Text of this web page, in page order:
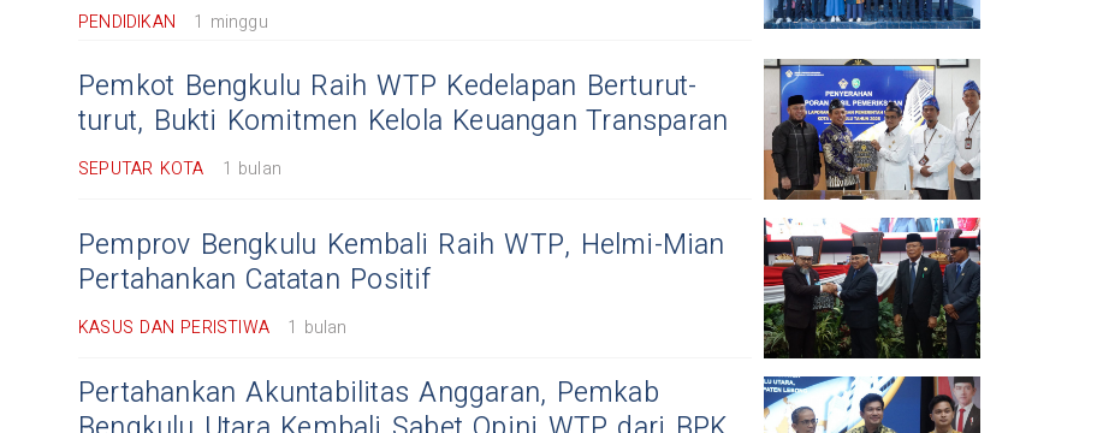
PENDIDIKAN 1 minggu
Pemkot Bengkulu Raih WTP Kedelapan Berturut-
turut, Bukti Komitmen Kelola Keuangan Transparan
SEPUTAR KOTA 1 bulan
Pemprov Bengkulu Kembali Raih WTP, Helmi-Mian
Pertahankan Catatan Positif
KASUS DAN PERISTIWA 1 bulan
Pertahankan Akuntabilitas Anggaran, Pemkab